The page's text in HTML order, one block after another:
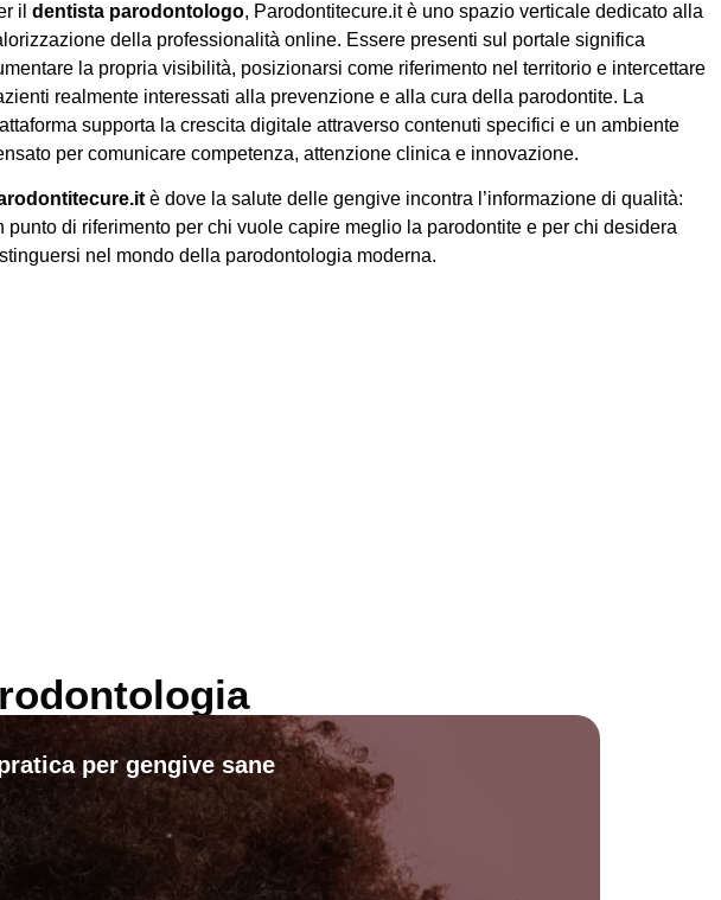
ildentista parodontologo, Parodontitecure.it è uno spazio verticale dedicato alla
della professionalità online. Essere presenti sul portale significa
la propria visibilità, posizionarsi come riferimento nel territorio e intercettare
realmente interessati alla prevenzione e alla cura della parodontite. La
supporta la crescita digitale attraverso contenuti specifici e un ambiente
per comunicare competenza, attenzione clinica e innovazione.
è dove la salute delle gengive incontra l’informazione di qualità:
punto di riferimento per chi vuole capire meglio la parodontite e per chi desidera
nel mondo della parodontologia moderna.
per gengive sane